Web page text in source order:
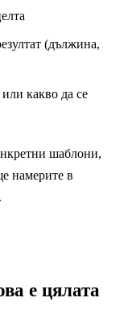
(дължина,
какво да се
шаблони,
намерите в
.
е цялата